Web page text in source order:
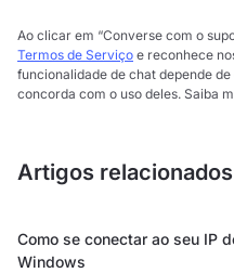
Ao clicar em “Converse com o
Termos de Serviço e reconhece
funcionalidade de chat depende
concorda com o uso deles. Saiba
Artigos relacionados
Como se conectar ao seu IP
Windows